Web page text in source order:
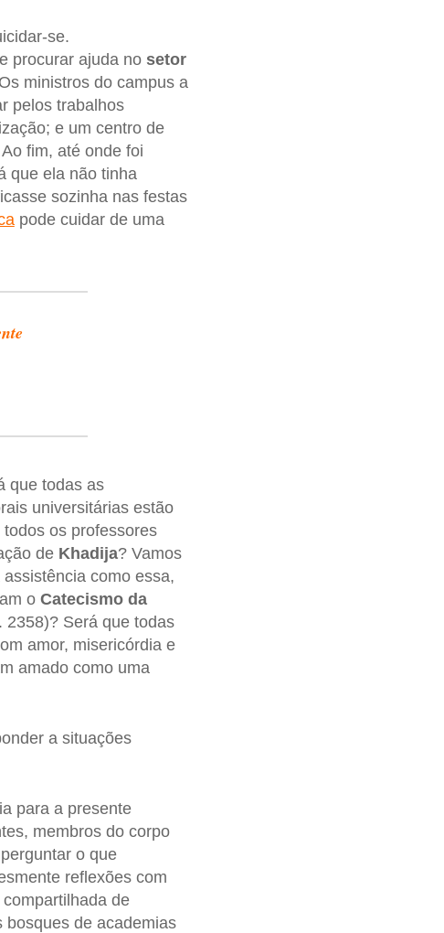
se.
procurar ajuda nosetor
ministros do campus a
pelos trabalhos
e um centro de
fim, até onde foi
que ela não tinha
sozinha nas festas
pode cuidar de uma
que todas as
universitárias estão
os professores
de Khadija? Vamos
como essa,
o Catecismo da
2358)? Será que todas
amor, misericórdia e
amado como uma
a situações
para a presente
membros do corpo
o que
reflexões com
de
bosques de academias